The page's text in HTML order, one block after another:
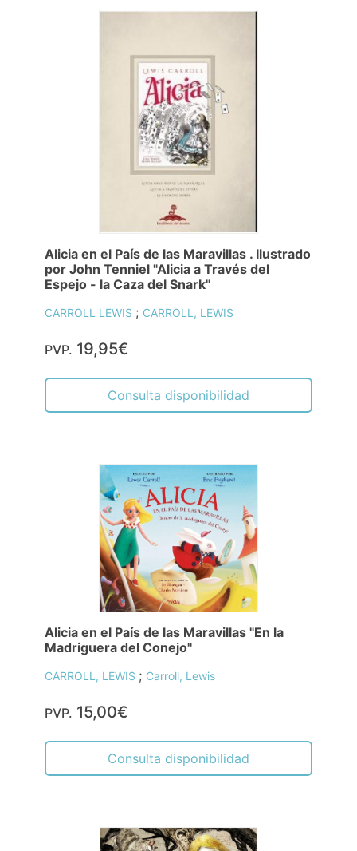
Alicia en el País de las Maravillas . Ilustrado
por John Tenniel "Alicia a Través del
Espejo - la Caza del Snark"
CARROLL LEWIS ; CARROLL, LEWIS
PVP. 19,95€
Consulta disponibilidad
Alicia en el País de las Maravillas "En la
Madriguera del Conejo"
CARROLL, LEWIS ; Carroll, Lewis
PVP. 15,00€
Consulta disponibilidad